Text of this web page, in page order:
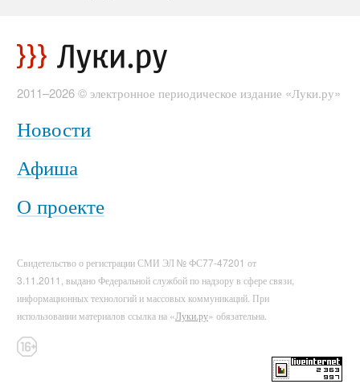
2011–2026 © электронное периодическое издание «Луки.ру»
Новости
Афиша
О проекте
Свидетельство о регистрации СМИ ЭЛ № ФС77-47201 от
3.11.2011, выдано Федеральной службой по надзору в сфере связи,
информационных технологий и массовых коммуникаций. При
использовании материалов ссылка на «Луки.ру» обязательна.